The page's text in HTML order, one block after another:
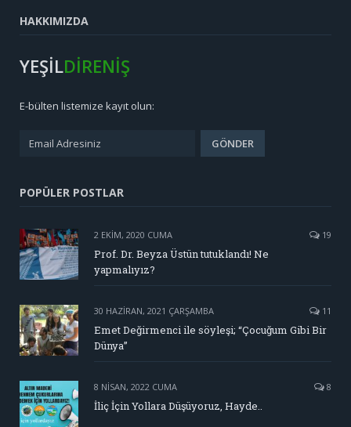
HAKKIMIZDA
YEŞİLDİRENİŞ
E-bülten listemize kayıt olun:
POPÜLER POSTLAR
2 EKIM, 2020 CUMA 19
Prof. Dr. Beyza Üstün tutuklandı! Ne
yapmalıyız?
30 HAZIRAN, 2021 ÇARŞAMBA 11
Emet Değirmenci ile söyleşi; “Çocuğum Gibi Bir
Dünya”
8 NISAN, 2022 CUMA 8
İliç İçin Yollara Düşüyoruz, Hayde..